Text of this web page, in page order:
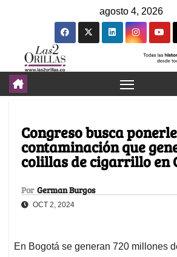
agosto 4, 2026
Congreso busca
contaminación que
colillas de cigarrillo en
Por German Burgos
OCT 2, 2024
En Bogotá se generan 720 millones